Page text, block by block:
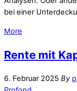
bei einer
More
Rente mit
6. Februar 2025 By